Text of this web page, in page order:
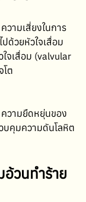
ด้วยหัวใจเสื่อม
จเสื่อม (valvular
โต
ความยืดหยุ่นของ
บคุมความดันโลหิต
วนทำร้าย